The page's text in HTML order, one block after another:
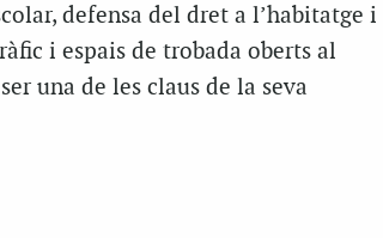
defensa del dret a l’habitatge i
i espais de trobada oberts al
una de les claus de la seva